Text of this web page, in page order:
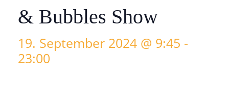
& Bubbles Show
19. September 2024 @ 9:45 -
23:00